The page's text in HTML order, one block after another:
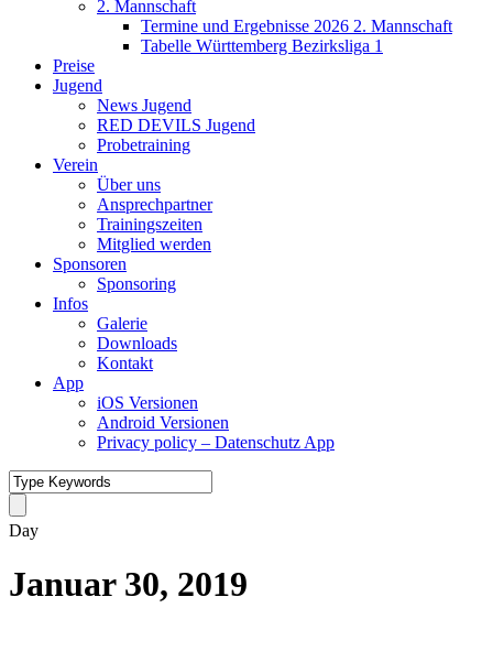
2. Mannschaft
Termine und Ergebnisse 2026 2. Mannschaft
Tabelle Württemberg Bezirksliga 1
Preise
Jugend
News Jugend
RED DEVILS Jugend
Probetraining
Verein
Über uns
Ansprechpartner
Trainingszeiten
Mitglied werden
Sponsoren
Sponsoring
Infos
Galerie
Downloads
Kontakt
App
iOS Versionen
Android Versionen
Privacy policy – Datenschutz App
Day
Januar 30, 2019